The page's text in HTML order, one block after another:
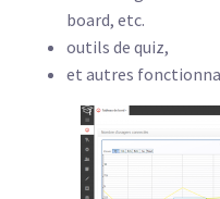
board, etc.
outils de quiz,
et autres